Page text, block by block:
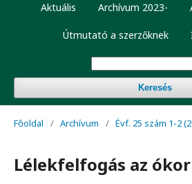
Aktuális Archívum 2023-
Útmutató a szerzőknek
Keresés
Főoldal / Archívum / Évf. 25 szám 1-2
Lélekfelfogás az